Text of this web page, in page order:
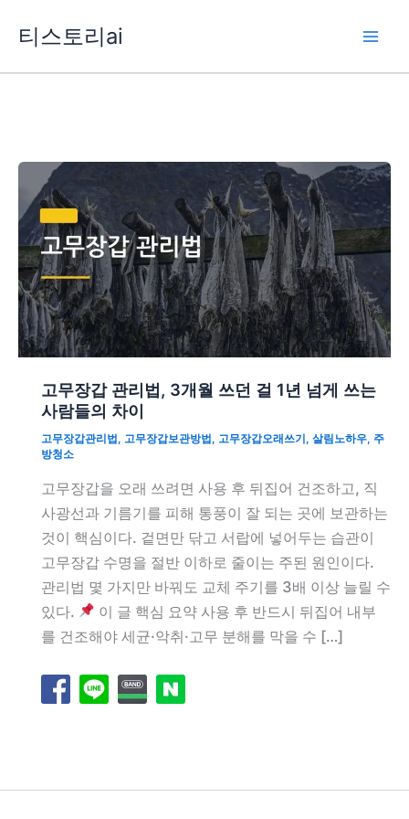
티스토리ai
고무장갑 관리법, 3개월 쓰던 걸 1년 넘게 쓰는
사람들의 차이
고무장갑관리법 , 고무장갑보관방법 , 고무장갑오래쓰기 , 살림노하우, 주
방청소
고무장갑을 오래 쓰려면 사용 후 뒤집어 건조하고, 직
사광선과 기름기를 피해 통풍이 잘 되는 곳에 보관하는
것이 핵심이다. 겉면만 닦고 서랍에 넣어두는 습관이
고무장갑 수명을 절반 이하로 줄이는 주된 원인이다.
관리법 몇 가지만 바꿔도 교체 주기를 3배 이상 늘릴 수
있다.
이 글 핵심 요약 사용 후 반드시 뒤집어 내부
를 건조해야 세균·악취·고무 분해를 막을 수 […]